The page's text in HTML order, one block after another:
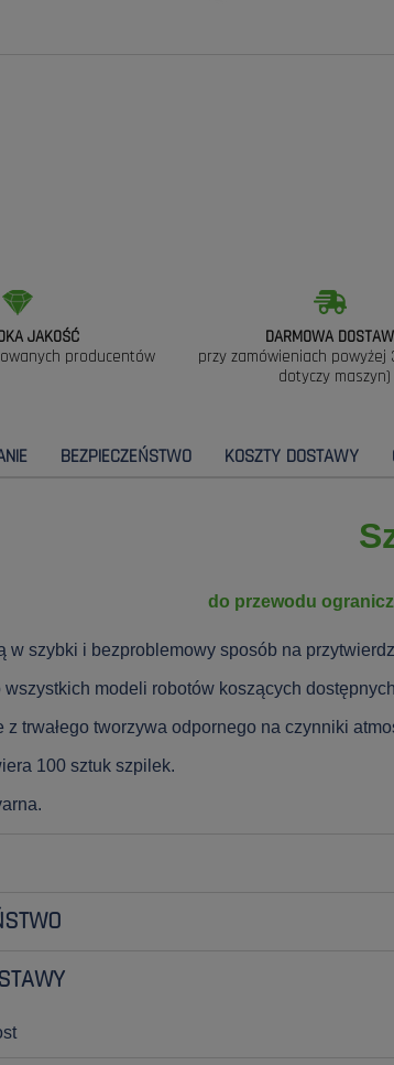
JAKOŚĆ
producentów
DARMOWA
przy zamówieniach powyżej
dotyczy maszyn)
BEZPIECZEŃSTWO KOSZTY DOSTAWY
do przewodu
w szybki i bezproblemowy sposób na
modeli robotów koszących
z trwałego tworzywa odpornego na czynniki
100 sztuk szpilek.